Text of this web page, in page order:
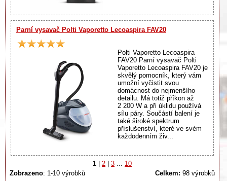
Parní vysavač Polti Vaporetto Lecoaspira FAV20
Polti Vaporetto Lecoaspira
FAV20 Parní vysavač Polti
Vaporetto Lecoaspira FAV20 je
skvělý pomocník, který vám
umožní vyčistit svou
domácnost do nejmenšího
detailu. Má totiž příkon až
2 200 W a při úklidu používá
sílu páry. Součástí balení je
také široké spektrum
příslušenství, které ve svém
každodenním živ...
1 | 2 | 3
10
Zobrazeno: 1-10 výrobků Celkem: 98 výrobků